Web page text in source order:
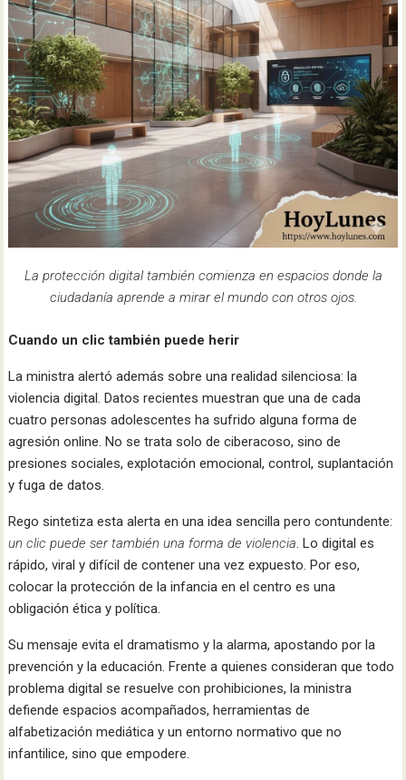
La protección digital también comienza en espacios donde la
ciudadanía aprende a mirar el mundo con otros ojos.
Cuando un clic también puede herir
La ministra alertó además sobre una realidad silenciosa: la
violencia digital. Datos recientes muestran que una de cada
cuatro personas adolescentes ha sufrido alguna forma de
agresión online. No se trata solo de ciberacoso, sino de
presiones sociales, explotación emocional, control, suplantación
y fuga de datos.
Rego sintetiza esta alerta en una idea sencilla pero contundente:
un clic puede ser también una forma de violencia. Lo digital es
rápido, viral y difícil de contener una vez expuesto. Por eso,
colocar la protección de la infancia en el centro es una
obligación ética y política.
Su mensaje evita el dramatismo y la alarma, apostando por la
prevención y la educación. Frente a quienes consideran que todo
problema digital se resuelve con prohibiciones, la ministra
defiende espacios acompañados, herramientas de
alfabetización mediática y un entorno normativo que no
infantilice, sino que empodere.